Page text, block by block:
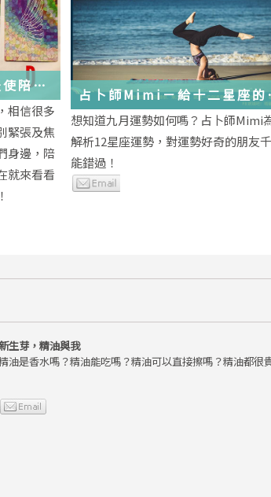
陪伴
相信很多
緊張及焦
身邊，陪
就來看看
占卜師Mimi－給十二星座的
2018年九月運勢小叮嚀
想知道九月運勢如何嗎？占卜師Mimi
解析12星座運勢，對運勢好奇的朋友
能錯過！
生芽，精油與我
油是香水嗎？精油能吃嗎？精油可以直接擦嗎？精油都很